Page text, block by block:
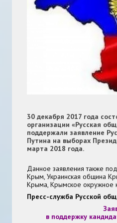
30 декабря 2017 года
организации «Русская
поддержали заявление
Путина на выборах
марта 2018 года.
Данное заявления также
Крым, Украинская община
Крыма, Крымское окружное
Пресс-служба Русской
в поддержку